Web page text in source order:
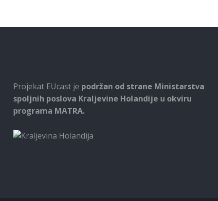
Projekat EUcast je podržan od strane Ministarstva
spoljnih poslova Kraljevine Holandije u okviru
programa MATRA.